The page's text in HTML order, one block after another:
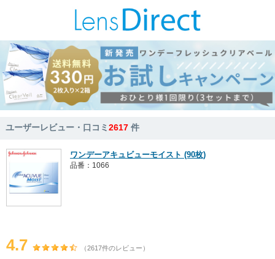
ユーザーレビュー・口コミ2617 件
ワンデーアキュビューモイスト (90枚)
品番：1066
4.7 （2617件のレビュー）